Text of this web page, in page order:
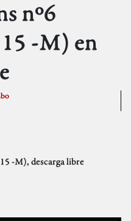
nº6
-M) en
-M), descarga libre